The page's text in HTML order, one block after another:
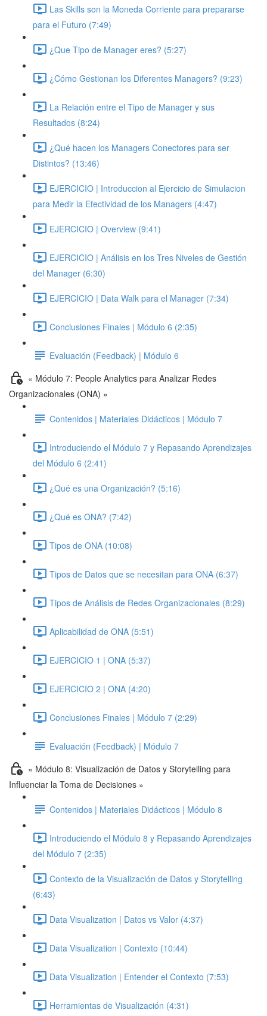
Las Skills son la Moneda Corriente para prepararse
para el Futuro (7:49)
¿Que Tipo de Manager eres? (5:27)
¿Cómo Gestionan los Diferentes Managers? (9:23)
La Relación entre el Tipo de Manager y sus
Resultados (8:24)
¿Qué hacen los Managers Conectores para ser
Distintos? (13:46)
EJERCICIO | Introduccion al Ejercicio de Simulacion
para Medir la Efectividad de los Managers (4:47)
EJERCICIO | Overview (9:41)
EJERCICIO | Análisis en los Tres Niveles de Gestión
del Manager (6:30)
EJERCICIO | Data Walk para el Manager (7:34)
Conclusiones Finales | Módulo 6 (2:35)
Evaluación (Feedback) | Módulo 6
« Módulo 7: People Analytics para Analizar Redes
Organizacionales (ONA) »
Contenidos | Materiales Didácticos | Módulo 7
Introduciendo el Módulo 7 y Repasando Aprendizajes
del Módulo 6 (2:41)
¿Qué es una Organización? (5:16)
¿Qué es ONA? (7:42)
Tipos de ONA (10:08)
Tipos de Datos que se necesitan para ONA (6:37)
Tipos de Análisis de Redes Organizacionales (8:29)
Aplicabilidad de ONA (5:51)
EJERCICIO 1 | ONA (5:37)
EJERCICIO 2 | ONA (4:20)
Conclusiones Finales | Módulo 7 (2:29)
Evaluación (Feedback) | Módulo 7
« Módulo 8: Visualización de Datos y Storytelling para
Influenciar la Toma de Decisiones »
Contenidos | Materiales Didácticos | Módulo 8
Introduciendo el Módulo 8 y Repasando Aprendizajes
del Módulo 7 (2:35)
Contexto de la Visualización de Datos y Storytelling
(6:43)
Data Visualization | Datos vs Valor (4:37)
Data Visualization | Contexto (10:44)
Data Visualization | Entender el Contexto (7:53)
Herramientas de Visualización (4:31)